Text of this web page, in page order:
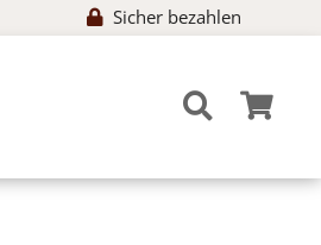
Sicher bezahlen